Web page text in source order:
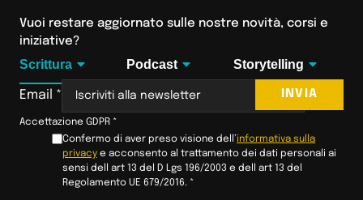
Vuoi restare aggiornato sulle nostre novità, corsi e
iniziative?
Scrittura
Email *
Accettazione GDPR *
Confermo di aver preso visione dell’informativa sulla
privacy e acconsento al trattamento dei dati personali ai
sensi dell art 13 del D Lgs 196/2003 e dell art 13 del
Regolamento UE 679/2016. *
INVIA
Podcast Storytelling